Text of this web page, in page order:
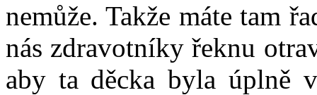
nemůže. Takže máte tam
nás zdravotníky řeknu
aby ta děcka byla úplně